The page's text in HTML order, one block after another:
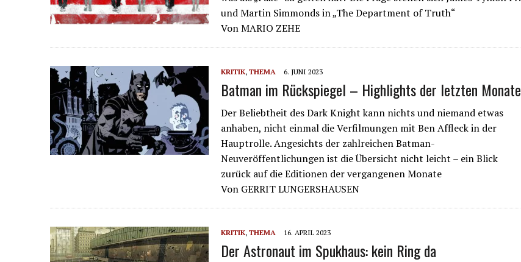
und Martin Simmonds in „The Department of Truth“
Von MARIO ZEHE
KRITIK, THEMA 6. JUNI 2023
Batman im Rückspiegel – Highlights der letzten Monate
Der Beliebtheit des Dark Knight kann nichts und niemand etwas
anhaben, nicht einmal die Verfilmungen mit Ben Affleck in der
Hauptrolle. Angesichts der zahlreichen Batman-
Neuveröffentlichungen ist die Übersicht nicht leicht – ein Blick
zurück auf die Editionen der vergangenen Monate
Von GERRIT LUNGERSHAUSEN
KRITIK, THEMA 16. APRIL 2023
Der Astronaut im Spukhaus: kein Ring da